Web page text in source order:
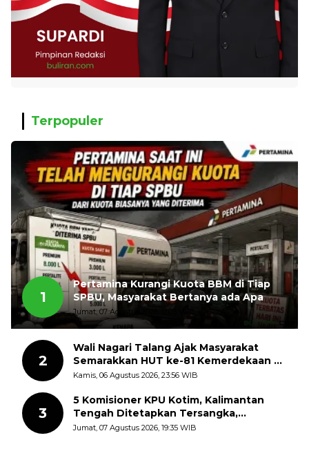
Terpopuler
1
Pertamina Kurangi Kuota BBM di Tiap
SPBU, Masyarakat Bertanya ada Apa
Jumat, 07 Agustus 2026, 11:03 WIB
2
Wali Nagari Talang Ajak Masyarakat
Semarakkan HUT ke-81 Kemerdekaan RI
dengan Mengibarkan Bendera Merah
Kamis, 06 Agustus 2026, 23:56 WIB
3
5 Komisioner KPU Kotim, Kalimantan
Tengah Ditetapkan Tersangka,
Kerugian Negara ditaksir 10 Milyard
Jumat, 07 Agustus 2026, 19:35 WIB